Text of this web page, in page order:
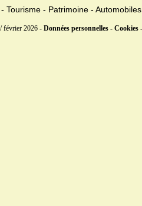
Tourisme - Patrimoine - Automobiles
février 2026 - Données personnelles - Cookies